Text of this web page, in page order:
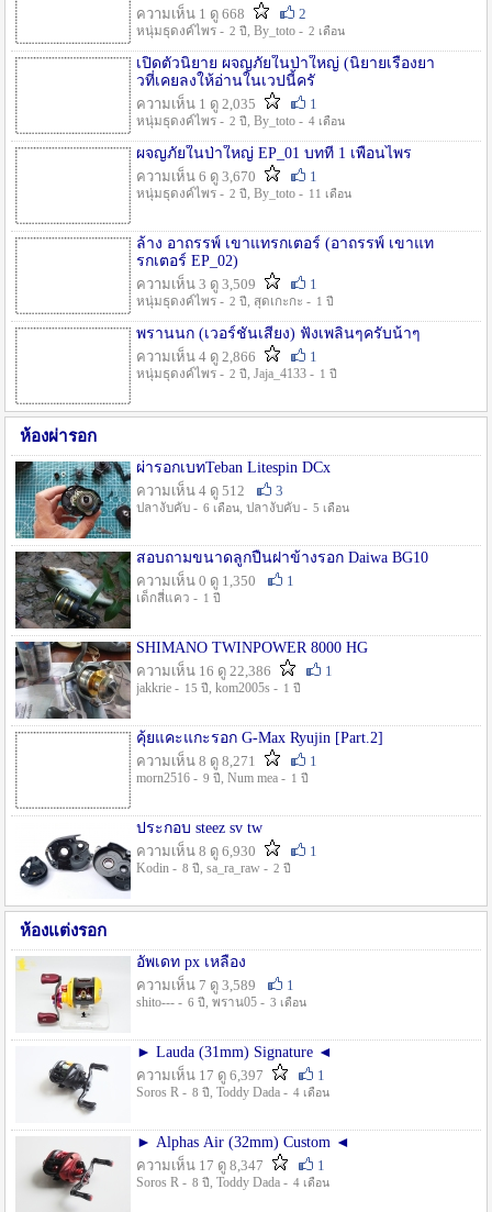
ความเห็น 1 ดู 668
2
หนุ่มธุดงค์ไพร - 2 ปี , By_toto - 2 เดือน
เปิดตัวนิยาย ผจญภัยในป่าใหญ่ (นิยายเรื่องยา
วที่เคยลงให้อ่านในเวปนี้ครั
ความเห็น 1 ดู 2,035
1
หนุ่มธุดงค์ไพร - 2 ปี , By_toto - 4 เดือน
ผจญภัยในป่าใหญ่ EP_01 บทที่ 1 เพื่อนไพร
ความเห็น 6 ดู 3,670
1
หนุ่มธุดงค์ไพร - 2 ปี , By_toto - 11 เดือน
ล้าง อาถรรพ์ เขาแทรกเตอร์ (อาถรรพ์ เขาแท
รกเตอร์ EP_02)
ความเห็น 3 ดู 3,509
1
หนุ่มธุดงค์ไพร - 2 ปี , สุดเกะกะ - 1 ปี
พรานนก (เวอร์ชั่นเสียง) ฟังเพลินๆครับน้าๆ
ความเห็น 4 ดู 2,866
1
หนุ่มธุดงค์ไพร - 2 ปี , Jaja_4133 - 1 ปี
ห้องผ่ารอก
ผ่ารอกเบทTeban Litespin DCx
ความเห็น 4 ดู 512
3
ปลางับคับ - 6 เดือน, ปลางับคับ - 5 เดือน
สอบถามขนาดลูกปืนฝาข้างรอก Daiwa BG10
ความเห็น 0 ดู 1,350
1
เด็กสี่แคว - 1 ปี
SHIMANO TWINPOWER 8000 HG
ความเห็น 16 ดู 22,386
1
jakkrie - 15 ปี , kom2005s - 1 ปี
คุ้ยแคะแกะรอก G-Max Ryujin [Part.2]
ความเห็น 8 ดู 8,271
1
morn2516 - 9 ปี , Num mea - 1 ปี
ประกอบ steez sv tw
ความเห็น 8 ดู 6,930
1
Kodin - 8 ปี , sa_ra_raw - 2 ปี
ห้องแต่งรอก
อัพเดท px เหลือง
ความเห็น 7 ดู 3,589
1
shito--- - 6 ปี , พราน05 - 3 เดือน
► Lauda (31mm) Signature ◄
ความเห็น 17 ดู 6,397
1
Soros R - 8 ปี , Toddy Dada - 4 เดือน
► Alphas Air (32mm) Custom ◄
ความเห็น 17 ดู 8,347
1
Soros R - 8 ปี , Toddy Dada - 4 เดือน